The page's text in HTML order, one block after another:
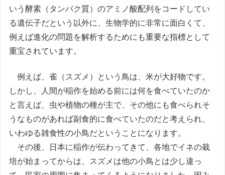
いう酵素（タンパク質）のアミノ酸配列をコードしてい
る遺伝子だという以外に、生物学的に非常に面白くて、
例えば進化の問題を解析するためにも重要な指標として
重宝されています。
例えば、雀（スズメ）という鳥は、米が大好物です。
しかし、人間が稲作を始める前には何を食べていたのか
と言えば、虫や植物の種が主で、その他にも食べられそ
うなものがあれば副食的に食べていたのだと考えられ、
いわゆる雑食性の小鳥だということになります。
その後、日本に稲作が伝わってきて、各地でイネの栽
培が始まってからは、スズメは他の小鳥とは少し違っ